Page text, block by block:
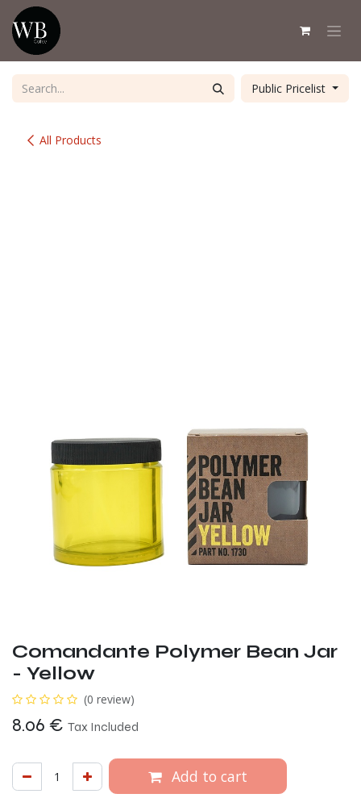
Skip to Content
All Products
Public Pricelist
Comandante Polymer Bean Jar
- Yellow
(0 review)
8.06 € Tax Included
Add to cart